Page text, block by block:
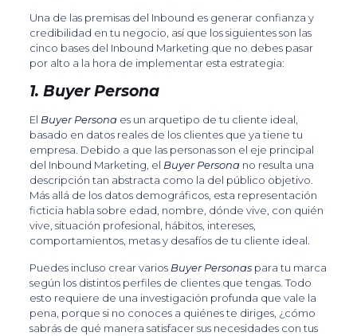
Una de las premisas del Inbound es generar confianza y
credibilidad en tu negocio, así que los siguientes son las
cinco bases del Inbound Marketing que no debes pasar
por alto a la hora de implementar esta estrategia:
1. Buyer Persona
El Buyer Persona es un arquetipo de tu cliente ideal,
basado en datos reales de los clientes que ya tiene tu
empresa. Debido a que las personas son el eje principal
del Inbound Marketing, el Buyer Personano resulta una
descripción tan abstracta como la del público objetivo.
Más allá de los datos demográficos, esta representación
ficticia habla sobre edad, nombre, dónde vive, con quién
vive, situación profesional, hábitos, intereses,
comportamientos, metas y desafíos de tu cliente ideal.
Puedes incluso crear varios Buyer Personaspara tu marca
según los distintos perfiles de clientes que tengas. Todo
esto requiere de una investigación profunda que vale la
pena, porque si no conoces a quiénes te diriges, ¿cómo
sabrás de qué manera satisfacer sus necesidades con tus